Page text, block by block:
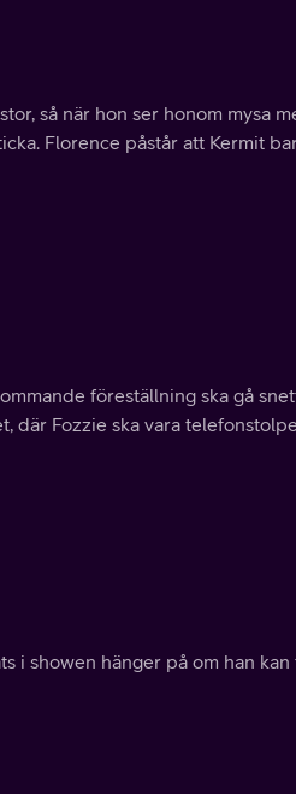
så när hon ser honom mysa
Florence påstår att Kermit
föreställning ska gå
där Fozzie ska vara
i showen hänger på om han